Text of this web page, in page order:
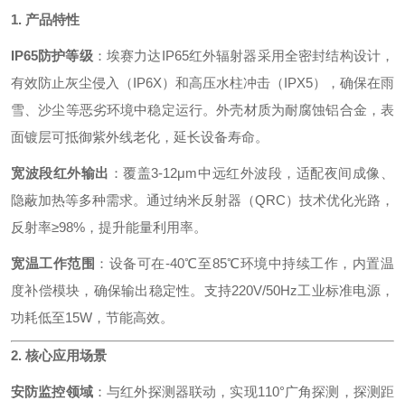
1. 产品特性
IP65防护等级：埃赛力达IP65红外辐射器采用全密封结构设计，
有效防止灰尘侵入（IP6X）和高压水柱冲击（IPX5），确保在雨
雪、沙尘等恶劣环境中稳定运行。外壳材质为耐腐蚀铝合金，表
面镀层可抵御紫外线老化，延长设备寿命。
宽波段红外输出 ：覆盖3-12μm中远红外波段，适配夜间成像、
隐蔽加热等多种需求。通过纳米反射器（QRC）技术优化光路，
反射率≥98%，提升能量利用率。
宽温工作范围 ：设备可在-40℃至85℃环境中持续工作，内置温
度补偿模块，确保输出稳定性。支持220V/50Hz工业标准电源，
功耗低至15W，节能高效。
2. 核心应用场景
安防监控领域：与红外探测器联动，实现110°广角探测，探测距